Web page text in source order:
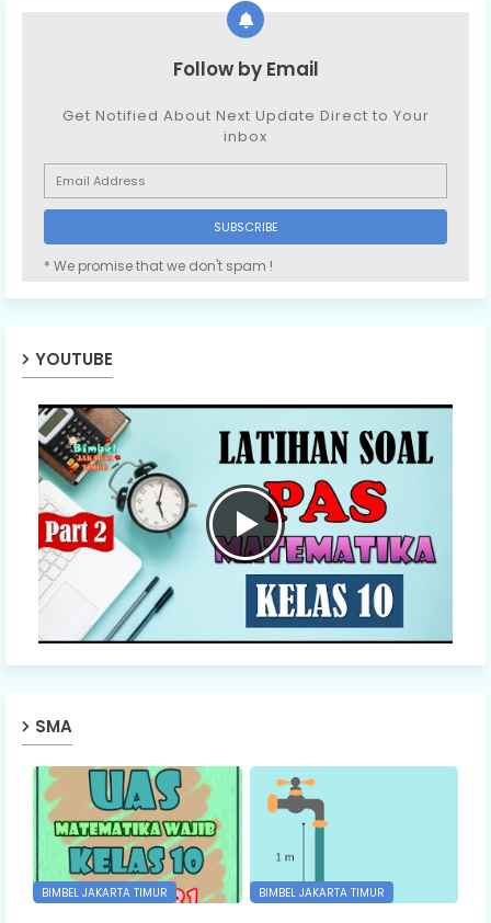
Follow by Email
Get Notified About Next Update Direct to Your
inbox
* We promise that we don't spam !
YOUTUBE
SMA
BIMBEL JAKARTA TIMUR BIMBEL JAKARTA TIMUR